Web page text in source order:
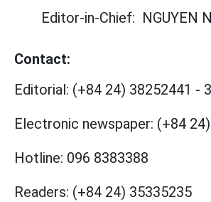
Editor-in-Chief: NGUYEN
Contact:
Editorial: (+84 24) 38252441 -
Electronic newspaper: (+84
Hotline: 096 8383388
Readers: (+84 24) 35335235